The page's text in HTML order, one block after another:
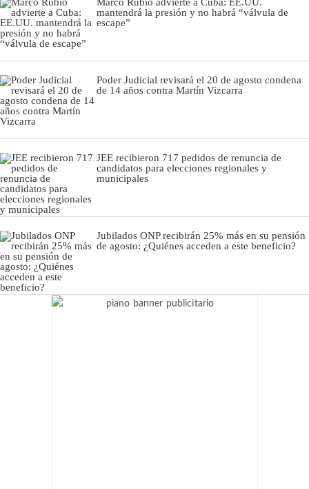
mantendrá la presión y no habrá “válvula de
escape”
Poder Judicial revisará el 20 de agosto condena
de 14 años contra Martín Vizcarra
JEE recibieron 717 pedidos de renuncia de
candidatos para elecciones regionales y
municipales
Jubilados ONP recibirán 25% más en su pensión
de agosto: ¿Quiénes acceden a este beneficio?